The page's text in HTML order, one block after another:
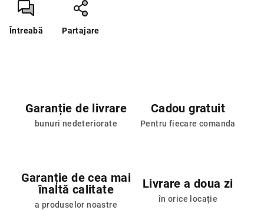
Întreabă Partajare
Garanție de livrare
bunuri nedeteriorate
Cadou gratuit
Pentru fiecare comanda
Garanție de cea mai
înaltă calitate
a produselor noastre
Livrare a doua zi
în orice locație